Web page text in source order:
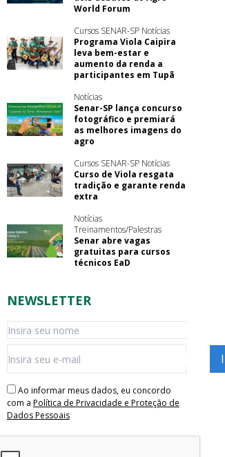
World Forum
Cursos SENAR-SP Notícias
Programa Viola Caipira
leva bem-estar e
aumento da renda a
participantes em Tupã
Notícias
Senar-SP lança concurso
fotográfico e premiará
as melhores imagens do
agro
Cursos SENAR-SP Notícias
Curso de Viola resgata
tradição e garante renda
extra
Notícias
Treinamentos/Palestras
Senar abre vagas
gratuitas para cursos
técnicos EaD
NEWSLETTER
Ao informar meus dados, eu concordo
com a Política de Privacidade e Proteção de
Dados Pessoais